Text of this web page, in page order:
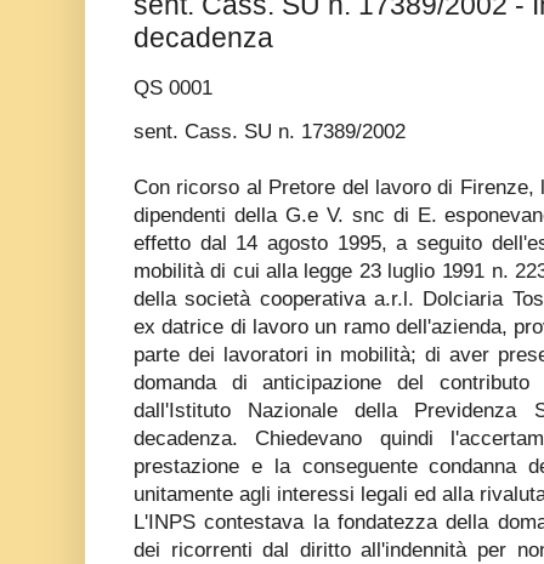
decadenza
QS 0001
sent. Cass. SU n. 17389/2002
Con ricorso al Pretore del lavoro di
dipendenti della G.e V. snc di E.
effetto dal 14 agosto 1995, a seguito
mobilità di cui alla legge 23 luglio 1991 n.
della società cooperativa a.r.l. Dolciaria
ex datrice di lavoro un ramo dell'azienda,
parte dei lavoratori in mobilità; di aver
domanda di anticipazione del
dall'Istituto Nazionale della Previdenza
decadenza. Chiedevano quindi
prestazione e la conseguente condanna
unitamente agli interessi legali ed alla
L'INPS contestava la fondatezza della
dei ricorrenti dal diritto all'indennità per